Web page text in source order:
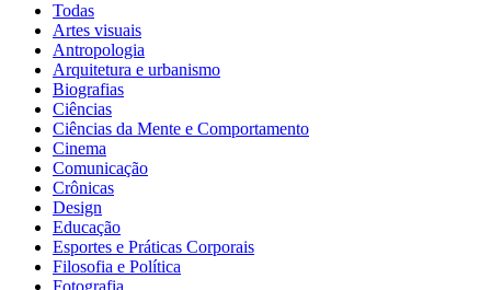
Todas
Artes visuais
Antropologia
Arquitetura e urbanismo
Biografias
Ciências
Ciências da Mente e Comportamento
Cinema
Comunicação
Crônicas
Design
Educação
Esportes e Práticas Corporais
Filosofia e Política